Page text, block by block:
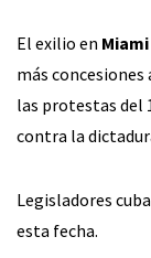
El exilio en Miami
más concesiones
las protestas del
contra la
Legisladores
esta fecha.